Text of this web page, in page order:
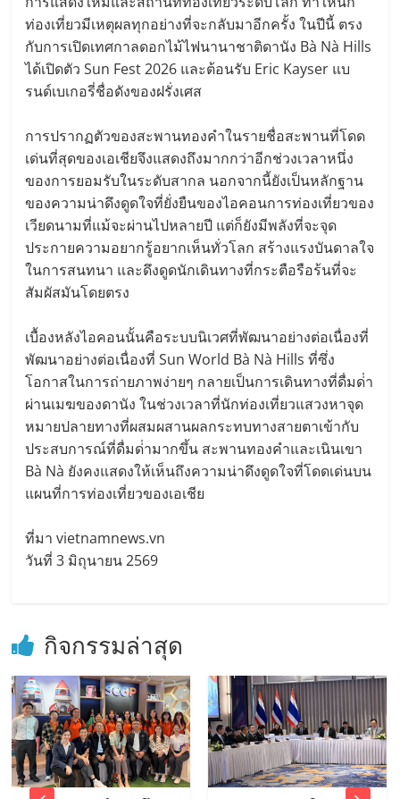
ท่องเที่ยวมีเหตุผลทุกอย่างที่จะกลับมาอีกครั้ง ในปีนี้ ตรง
กับการเปิดเทศกาลดอกไม้ไฟนานาชาติดานัง Bà Nà Hills
ได้เปิดตัว Sun Fest 2026 และต้อนรับ Eric Kayser แบ
รนด์เบเกอรี่ชื่อดังของฝรั่งเศส
การปรากฏตัวของสะพานทองคําในรายชื่อสะพานที่โดด
เด่นที่สุดของเอเชียจึงแสดงถึงมากกว่าอีกช่วงเวลาหนึ่ง
ของการยอมรับในระดับสากล นอกจากนี้ยังเป็นหลักฐาน
ของความน่าดึงดูดใจที่ยั่งยืนของไอคอนการท่องเที่ยวของ
เวียดนามที่แม้จะผ่านไปหลายปี แต่ก็ยังมีพลังที่จะจุด
ประกายความอยากรู้อยากเห็นทั่วโลก สร้างแรงบันดาลใจ
ในการสนทนา และดึงดูดนักเดินทางที่กระตือรือร้นที่จะ
สัมผัสมันโดยตรง
เบื้องหลังไอคอนนั้นคือระบบนิเวศที่พัฒนาอย่างต่อเนื่องที่
พัฒนาอย่างต่อเนื่องที่ Sun World Bà Nà Hills ที่ซึ่ง
โอกาสในการถ่ายภาพง่ายๆ กลายเป็นการเดินทางที่ดื่มด่ํา
ผ่านเมฆของดานัง ในช่วงเวลาที่นักท่องเที่ยวแสวงหาจุด
หมายปลายทางที่ผสมผสานผลกระทบทางสายตาเข้ากับ
ประสบการณ์ที่ดื่มด่ํามากขึ้น สะพานทองคําและเนินเขา
Bà Nà ยังคงแสดงให้เห็นถึงความน่าดึงดูดใจที่โดดเด่นบน
แผนที่การท่องเที่ยวของเอเชีย
ที่มา vietnamnews.vn
วันที่ 3 มิถุนายน 2569
กิจกรรมล่าสุด